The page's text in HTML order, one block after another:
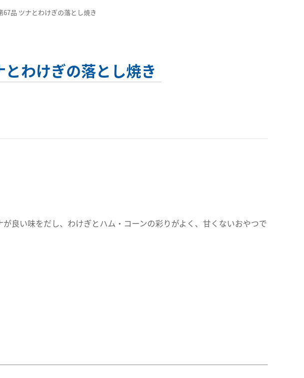
67品 ツナとわけぎの落とし焼き
わけぎの落とし焼き
良い味をだし、わけぎとハム・コーンの彩りがよく、甘くないおやつで